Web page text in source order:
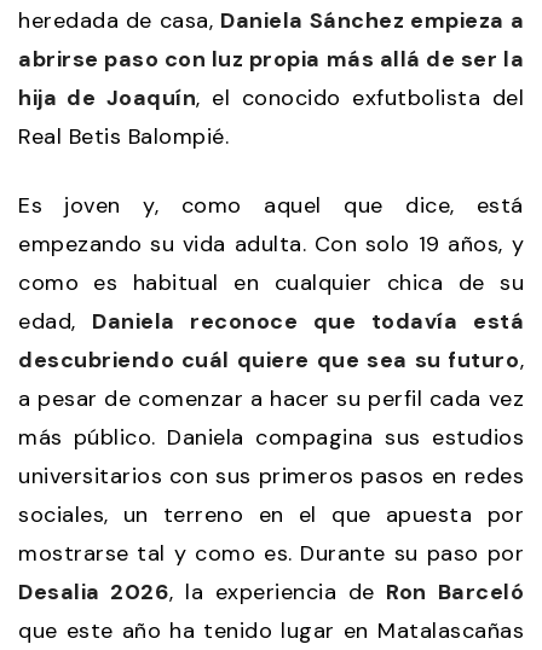
heredada de casa, Daniela Sánchez empieza a
abrirse paso con luz propia más allá de ser la
hija de Joaquín, el conocido exfutbolista del
Real Betis Balompié.
Es joven y, como aquel que dice, está
empezando su vida adulta. Con solo 19 años, y
como es habitual en cualquier chica de su
edad, Daniela reconoce que todavía está
descubriendo cuál quiere que sea su futuro,
a pesar de comenzar a hacer su perfil cada vez
más público. Daniela compagina sus estudios
universitarios con sus primeros pasos en redes
sociales, un terreno en el que apuesta por
mostrarse tal y como es. Durante su paso por
Desalia 2026, la experiencia de Ron Barceló
que este año ha tenido lugar en Matalascañas